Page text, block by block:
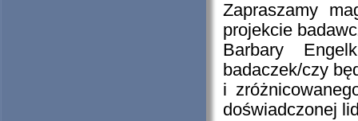
Zapraszamy
projekcie
Barbary
badaczek/czy
i
doświadczonej